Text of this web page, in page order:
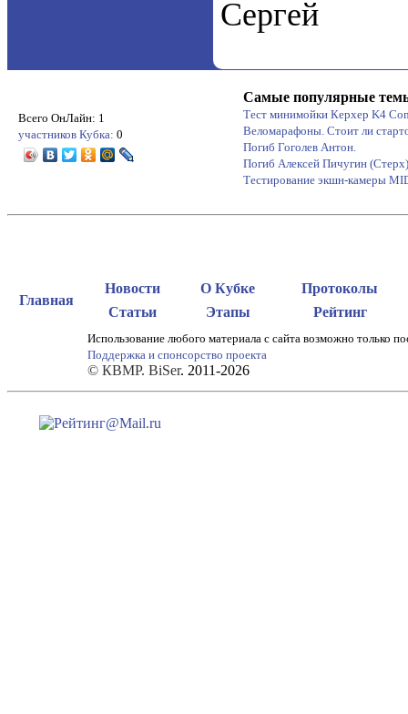
Сергей
Всего ОнЛайн: 1
участников Кубка: 0
Самые популярные
Тест минимойки Керхер K4
Веломарафоны. Стоит ли
Погиб Гоголев Антон.
Погиб Алексей Пичугин (Стерх)
Тестирование экшн-камеры
Главная
Новости О Кубке
Протоколы
Статьи
Этапы Рейтинг
Использование любого материала с сайта возможно только
Поддержка и спонсорство проекта
© КВМР. BiSer. 2011-2026